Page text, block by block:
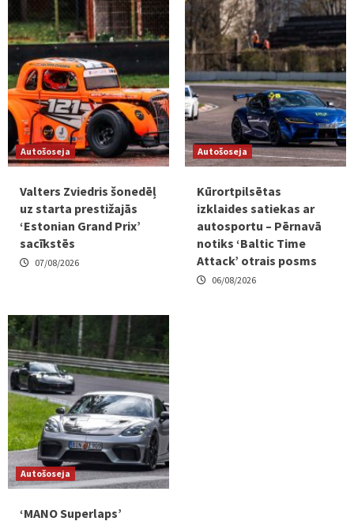
Autošoseja
Valters Zviedris šonedēļ
uz starta prestižajās
‘Estonian Grand Prix’
sacīkstēs
07/08/2026
Autošoseja
Kūrortpilsētas
izklaides satiekas ar
autosportu – Pērnavā
notiks ‘Baltic Time
Attack’ otrais posms
06/08/2026
Autošoseja
‘MANO Superlaps’